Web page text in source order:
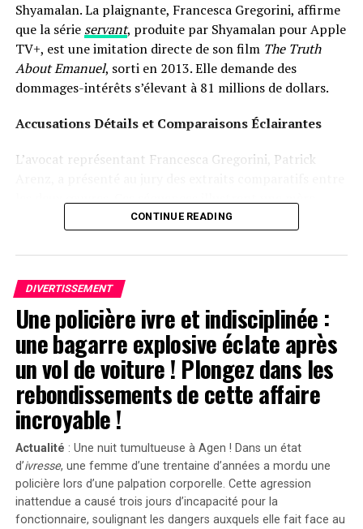
Shyamalan. La plaignante, Francesca Gregorini, affirme
que la série servant, produite par Shyamalan pour Apple
TV+, est une imitation directe de son film The Truth
About Emanuel, sorti en 2013. Elle demande des
dommages-intérêts s’élevant à 81 millions de dollars.
Accusations Détails et Comparaisons Éclairantes
L’avocat représentant Francesca Gregorini, Patrick
prenant soin d’une poupée comme si c’était un véritable
flagrant », a-t-il déclaré devant le jury selon
Variety. »SansEmanuel
Divergences dans les Arguments Juridiques
En réponse aux allégations portées contre lui, l’équipe
juridique défendant Shyamalan soutient que Tony
Basgallop, le créateur britannique derrière la série
Servant, avait commencé à développer ce projet bien
avant la sortie du film de Francesca Gregorini.
« Elle cherche simplement à tirer profit d’un travail
qu’elle n’a pas conçu », a affirmé l’avocate Brittany
Amadi lors du procès.En 2020, une première plainte
avait été rejetée ; néanmoins, la cour d’appel avait
CONTINUE READING
DIVERTISSEMENT
Une policière ivre et indisciplinée :
une bagarre explosive éclate après
un vol de voiture ! Plongez dans les
rebondissements de cette affaire
incroyable !
Actualité : Une nuit tumultueuse à Agen ! Dans un état
d’ivresse, une femme d’une trentaine d’années a mordu une
policière lors d’une palpation corporelle. Cette agression
inattendue a causé trois jours d’incapacité pour la
fonctionnaire, soulignant les dangers auxquels elle fait face au